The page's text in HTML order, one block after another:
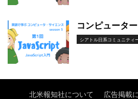
コンピュータ
シアトル日系コミュニティ
北米報知社について 広告掲載